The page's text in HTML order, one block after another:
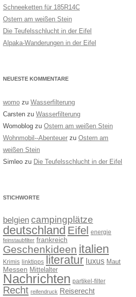
Schneeketten für 185R14C
Ostern am weißen Stein
Die Teufelsschlucht in der Eifel
Alpaka-Wanderungen in der Eifel
NEUESTE KOMMENTARE
womo zu Wasserfilterung
Carsten zu Wasserfilterung
Womoblog zu Ostern am weißen Stein
Wohnmobil--Abenteuer zu Ostern am
weißen Stein
Simleo zu Die Teufelsschlucht in der Eifel
STICHWORTE
belgien campingplätze
deutschland Eifel
energie
feinstaubfilter frankreich
Geschenkideen italien
Krimis linktipps literatur luxus Maut
Messen Mittelalter
Nachrichten partikel-filter
Recht reifendruck Reiserecht